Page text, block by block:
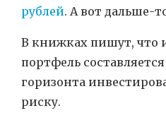
рублей. А вот дальше-
В книжках пишут, что
портфель
горизонта
риску.